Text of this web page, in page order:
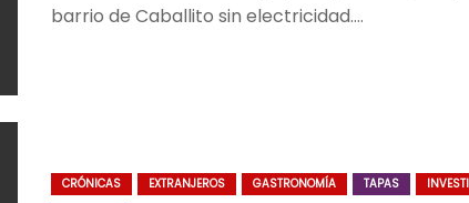
barrio de Caballito sin electricidad.…
CRÓNICAS EXTRANJEROS GASTRONOMÍA TAPAS